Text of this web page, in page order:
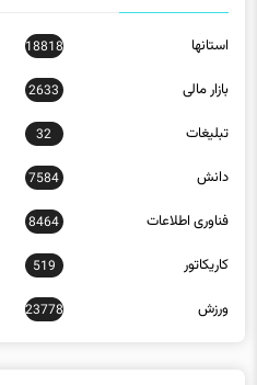
استانها 18818
بازار مالی 2633
تبلیغات 32
دانش 7584
فناوری اطلاعات 8464
کاریکاتور 519
ورزش 23778